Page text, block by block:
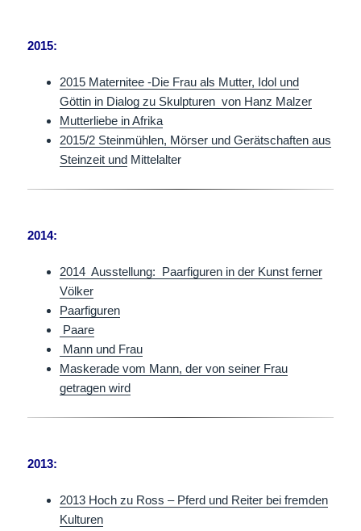
2015:
2015 Maternitee -Die Frau als Mutter, Idol und
Göttin in Dialog zu Skulpturen von Hanz Malzer
Mutterliebe in Afrika
2015/2 Steinmühlen, Mörser und Gerätschaften aus
Steinzeit und Mittelalter
2014:
2014 Ausstellung: Paarfiguren in der Kunst ferner
Völker
Paarfiguren
Paare
Mann und Frau
Maskerade vom Mann, der von seiner Frau
getragen wird
2013:
2013 Hoch zu Ross – Pferd und Reiter bei fremden
Kulturen